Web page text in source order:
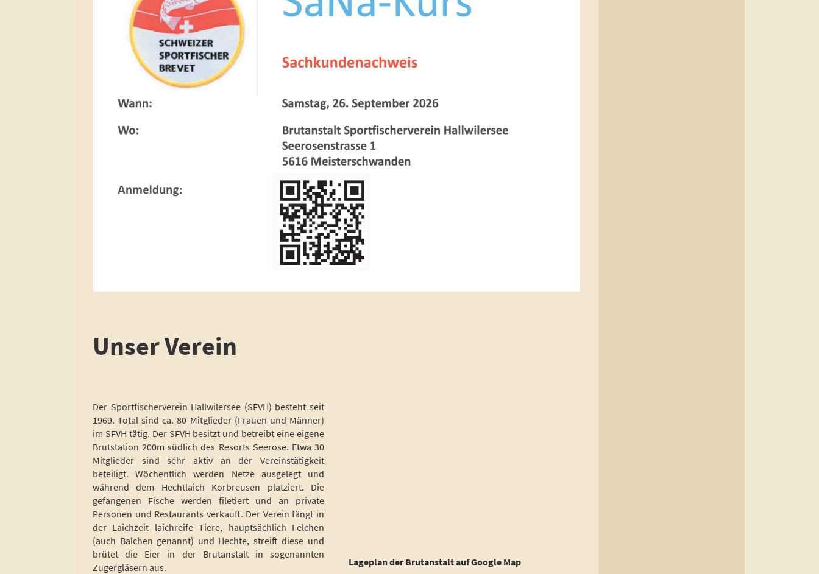
Unser Verein
Der Sportfischerverein Hallwilersee (SFVH) besteht seit
1969. Total sind ca. 80 Mitglieder (Frauen und Männer)
im SFVH tätig. Der SFVH besitzt und betreibt eine eigene
Brutstation 200m südlich des Resorts Seerose. Etwa 30
Mitglieder sind sehr aktiv an der Vereinstätigkeit
beteiligt. Wöchentlich werden Netze ausgelegt und
während dem Hechtlaich Korbreusen platziert. Die
gefangenen Fische werden filetiert und an private
Personen und Restaurants verkauft. Der Verein fängt in
der Laichzeit laichreife Tiere, hauptsächlich Felchen
(auch Balchen genannt) und Hechte, streift diese und
brütet die Eier in der Brutanstalt in sogenannten
Zugergläsern aus.
Lageplan der Brutanstalt auf Google Map